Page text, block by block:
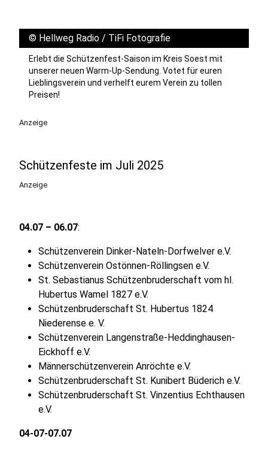
© Hellweg Radio / TiFi Fotografie
Erlebt die Schützenfest-Saison im Kreis Soest mit
unserer neuen Warm-Up-Sendung. Votet für euren
Lieblingsverein und verhelft eurem Verein zu tollen
Preisen!
Anzeige
Schützenfeste im Juli 2025
Anzeige
04.07 – 06.07:
Schützenverein Dinker-Nateln-Dorfwelver e.V.
Schützenverein Ostönnen-Röllingsen e.V.
St. Sebastianus Schützenbruderschaft vom hl.
Hubertus Wamel 1827 e.V.
Schützenbruderschaft St. Hubertus 1824
Niederense e. V.
Schützenverein Langenstraße-Heddinghausen-
Eickhoff e.V.
Männerschützenverein Anröchte e.V.
Schützenbruderschaft St. Kunibert Büderich e.V.
Schützenbruderschaft St. Vinzentius Echthausen
e.V.
04-07-07.07